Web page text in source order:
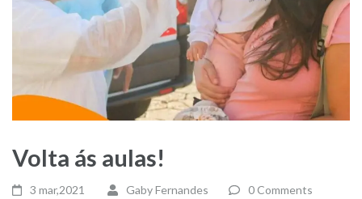
Volta ás aulas!
3 mar,2021 Gaby Fernandes 0 Comments